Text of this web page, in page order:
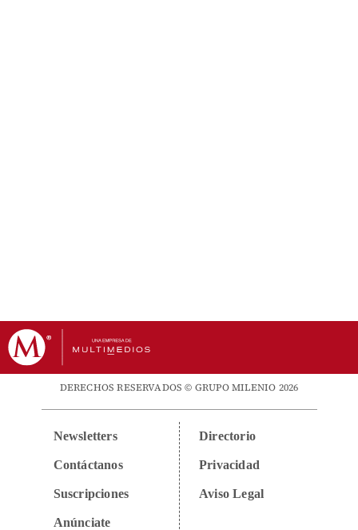
DERECHOS RESERVADOS © GRUPO MILENIO 2026
Newsletters
Contáctanos
Suscripciones
Anúnciate
Directorio
Privacidad
Aviso Legal